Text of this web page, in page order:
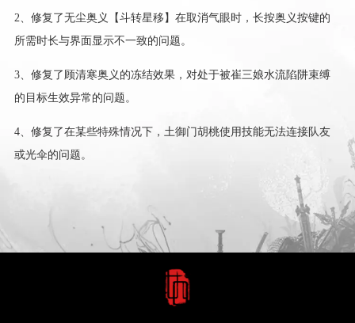
2、修复了无尘奥义【斗转星移】在取消气眼时，长按奥义按键的
所需时长与界面显示不一致的问题。
3、修复了顾清寒奥义的冻结效果，对处于被崔三娘水流陷阱束缚
的目标生效异常的问题。
4、修复了在某些特殊情况下，土御门胡桃使用技能无法连接队友
或光伞的问题。